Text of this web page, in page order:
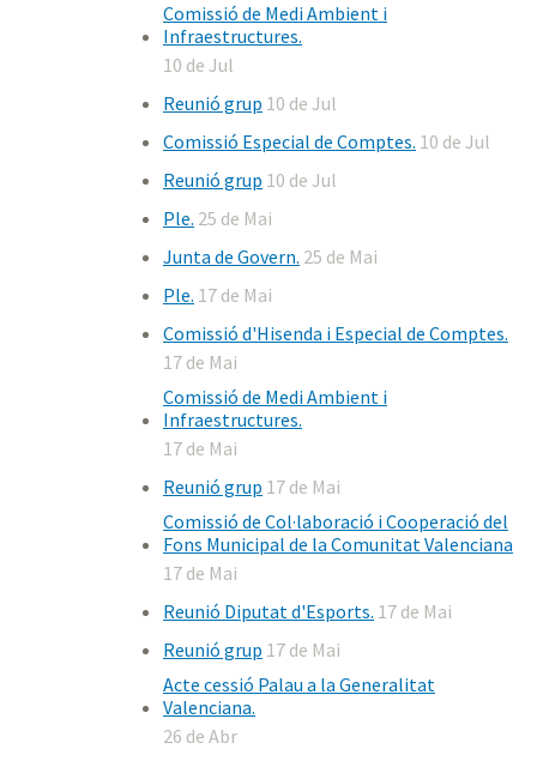
Comissió de Medi Ambient i
Infraestructures.
10 de Jul
Reunió grup 10 de Jul
Comissió Especial de Comptes. 10 de Jul
Reunió grup 10 de Jul
Ple. 25 de Mai
Junta de Govern. 25 de Mai
Ple. 17 de Mai
Comissió d'Hisenda i Especial de Comptes.
17 de Mai
Comissió de Medi Ambient i
Infraestructures.
17 de Mai
Reunió grup 17 de Mai
Comissió de Col·laboració i Cooperació del
Fons Municipal de la Comunitat Valenciana
17 de Mai
Reunió Diputat d'Esports. 17 de Mai
Reunió grup 17 de Mai
Acte cessió Palau a la Generalitat
Valenciana.
26 de Abr